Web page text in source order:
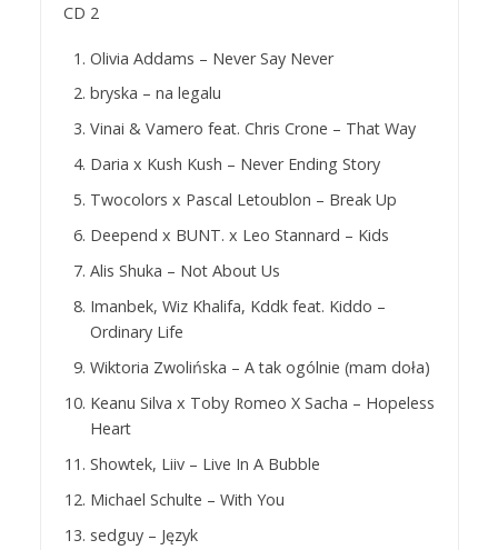
CD 2
Olivia Addams – Never Say Never
bryska – na legalu
Vinai & Vamero feat. Chris Crone – That Way
Daria x Kush Kush – Never Ending Story
Twocolors x Pascal Letoublon – Break Up
Deepend x BUNT. x Leo Stannard – Kids
Alis Shuka – Not About Us
Imanbek, Wiz Khalifa, Kddk feat. Kiddo –
Ordinary Life
Wiktoria Zwolińska – A tak ogólnie (mam doła)
Keanu Silva x Toby Romeo X Sacha – Hopeless
Heart
Showtek, Liiv – Live In A Bubble
Michael Schulte – With You
sedguy – Język